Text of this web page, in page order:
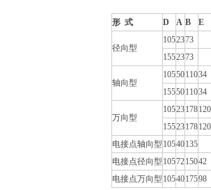
形 式 D A B E
径向型
1052373
1552373
轴向型
1055011034
1555011034
万向型
10523178120
15523178120
电接点轴向型 10540135
电接点径向型 1057215042
电接点万向型 1054017598